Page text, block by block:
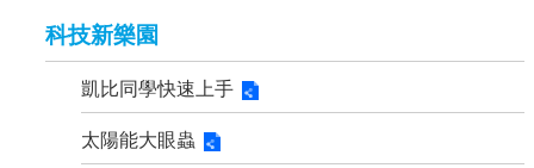
科技新樂園
凱比同學快速上手
太陽能大眼蟲